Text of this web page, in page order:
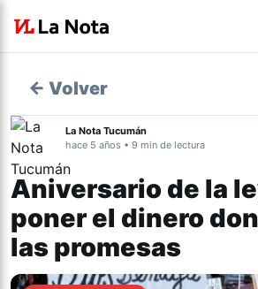
← Volver
La Nota Tucumán
hace 5 años • 9 min de lectura
Aniversario de la
poner el dinero
las promesas